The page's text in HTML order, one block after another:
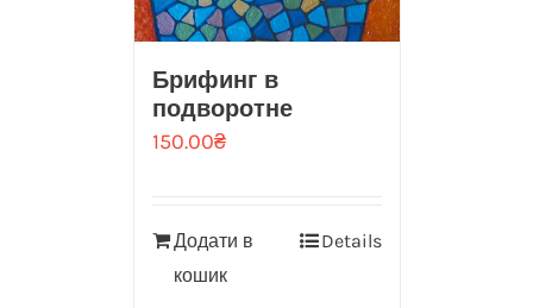
Брифинг в
подворотне
150.00₴
Додати в
кошик
Details